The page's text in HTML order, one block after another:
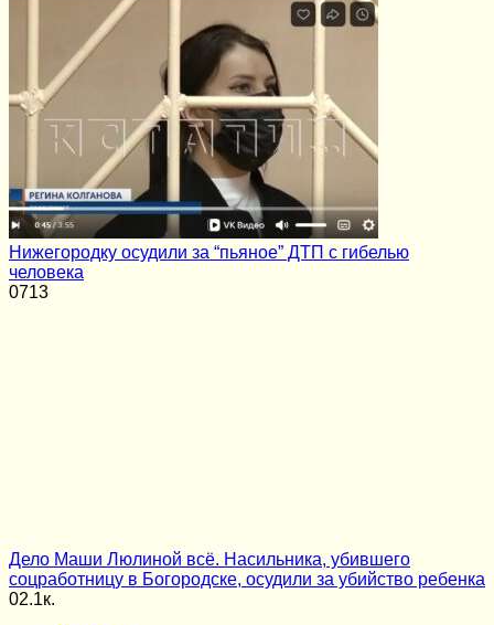
Нижегородку осудили за “пьяное” ДТП с гибелью
человека
0713
Дело Маши Люлиной всё. Насильника, убившего
соцработницу в Богородске, осудили за убийство ребенка
02.1к.